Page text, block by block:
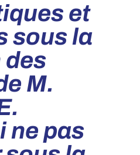
et
sous la
des
M.
ne pas